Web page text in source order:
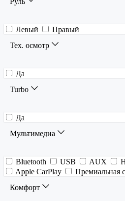
Левый
Правый
Тех. осмотр
Да
Turbo
Да
Мультимедиа
Bluetooth USB AUX
Apple CarPlay
Премиальная
Комфорт